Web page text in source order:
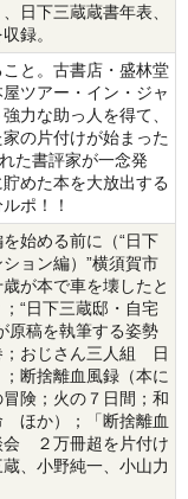
日下三蔵蔵書年表、
録。
と。古書店・盛林堂
ツアー・イン・ジャ
力な助っ人を得て、
の片付けが始まった
た書評家が一念発
めた本を大放出する
ポ！！
始める前に（“日下
ョン編）”横須賀市
が本で車を壊したと
“日下三蔵邸・自宅
原稿を執筆する姿勢
；おじさん三人組 日
断捨離血風録（本に
険；火の７日間；和
ほか）；「断捨離血
会 ２万冊超を片付け
、小野純一、小山力